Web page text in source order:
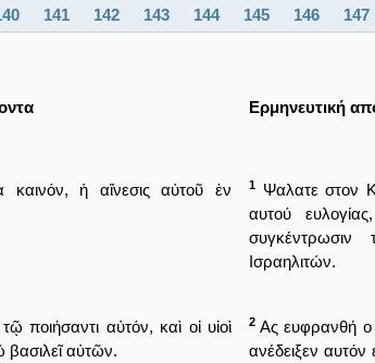
141 142 143 144 145 146 147
Ερμηνευτική
ἡ αἴνεσις αὐτοῦ ἐν
1
Ψαλατε στον
αυτού
Ισραηλιτών.
ποιήσαντι αὐτόν, καὶ οἱ υἱοὶ
αὐτῶν.
2 Ας ευφρανθή ο
ανέδειξεν αυτόν